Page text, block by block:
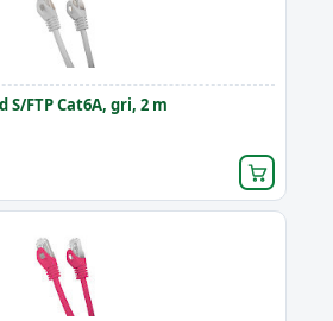
FTP Cat6A, gri, 2 m